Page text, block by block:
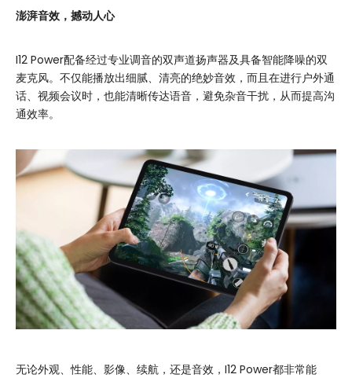
澎湃音效，撼动人心
I12 Power配备经过专业调音的双声道扬声器及具备智能降噪的双
麦克风。不仅能播放出细腻、清亮的绝妙音效，而且在进行户外通
话、视频会议时，也能清晰传达语音，避免杂音干扰，从而提高沟
通效率。
无论外观、性能、影像、续航，还是音效，I12 Power都非常能